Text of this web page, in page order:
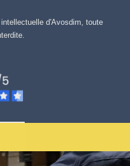
d'Avosdim, toute